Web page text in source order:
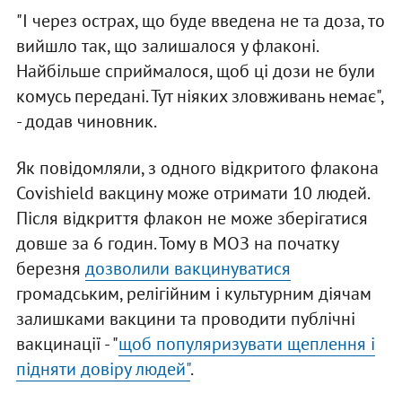
"І через острах, що буде введена не та доза, то
вийшло так, що залишалося у флаконі.
Найбільше сприймалося, щоб ці дози не були
комусь передані. Тут ніяких зловживань немає",
- додав чиновник.
Як повідомляли, з одного відкритого флакона
Covishield вакцину може отримати 10 людей.
Після відкриття флакон не може зберігатися
довше за 6 годин. Тому в МОЗ на початку
березня дозволили вакцинуватися
громадським, релігійним і культурним діячам
залишками вакцини та проводити публічні
вакцинації - "щоб популяризувати щеплення і
підняти довіру людей".